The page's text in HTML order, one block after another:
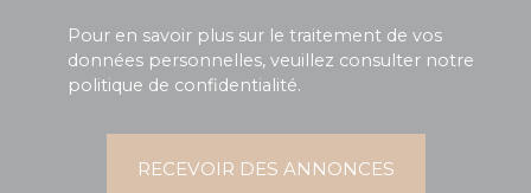
Pour en savoir plus sur le traitement de vos
données personnelles, veuillez consulter notre
politique de confidentialité.
RECEVOIR DES ANNONCES